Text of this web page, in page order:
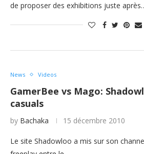
de proposer des exhibitions juste
News Videos
GamerBee vs Mago:
casuals
by Bachaka 15 décembre 2010
Le site Shadowloo a mis sur son